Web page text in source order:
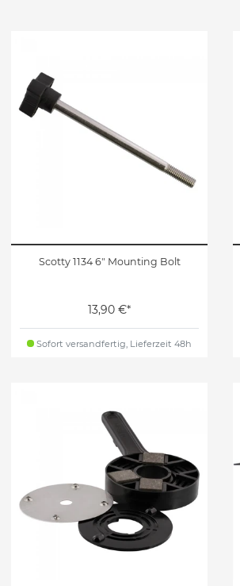
Scotty 1134 6" Mounting Bolt
13,90 €*
Sofort versandfertig, Lieferzeit 48h